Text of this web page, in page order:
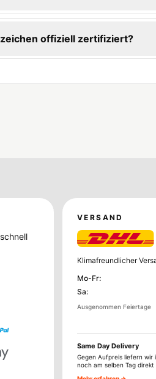
offiziell zertifiziert?
VERSAND
Klimafreundlicher
Mo-Fr:
Sa:
Ausgenommen Feiertage
Same Day Delivery
Gegen Aufpreis liefern wir
noch am selben Tag direkt